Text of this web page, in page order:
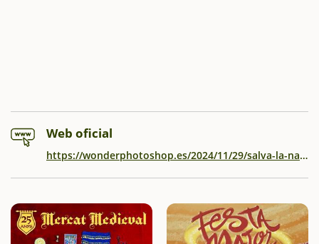
Web oficial
https://wonderphotoshop.es/2024/11/29/salva-la-navidad/